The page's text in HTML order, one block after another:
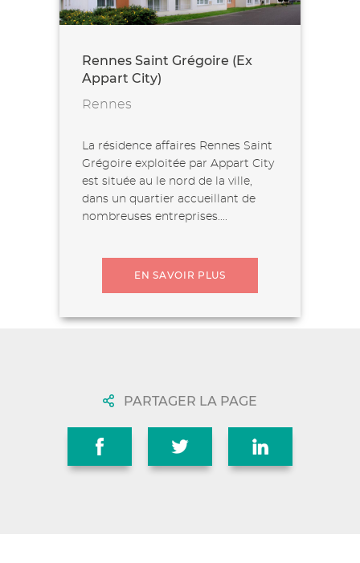
Rennes Saint Grégoire (Ex
Appart City)
Rennes
La résidence affaires Rennes Saint
Grégoire exploitée par Appart City
est située au le nord de la ville,
dans un quartier accueillant de
nombreuses entreprises....
EN SAVOIR PLUS
PARTAGER LA PAGE